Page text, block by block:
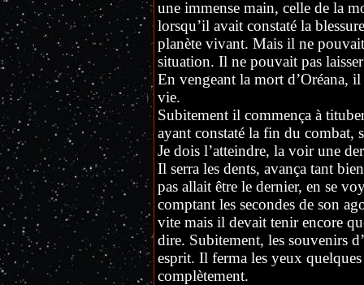
une immense main, celle de la
lorsqu’il avait constaté la
planète vivant. Mais il ne
situation. Il ne pouvait pas
En vengeant la mort d’Oréana,
vie.
Subitement il commença à
ayant constaté la fin du combat,
Je dois l’atteindre, la voir une
Il serra les dents, avança tant
pas allait être le dernier, en se
comptant les secondes de son
vite mais il devait tenir encore
dire. Subitement, les souvenirs
esprit. Il ferma les yeux
complètement.